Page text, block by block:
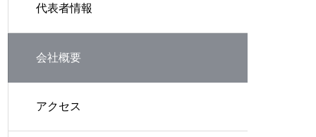
LINE集客
G
代表者情報
会社概要
アクセス